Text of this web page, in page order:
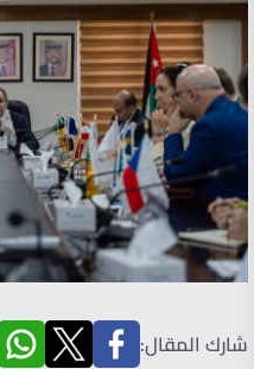
شارك المقال: